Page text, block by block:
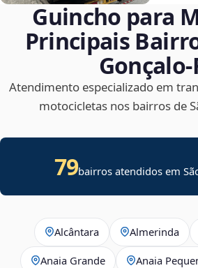
Guincho para
Principais
Atendimento especializado em
motocicletas nos bairros de
79bairros atendidos em
Alcântara Almerinda
Anaia Grande Anaia